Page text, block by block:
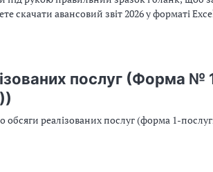
скачати авансовий звіт 2026 у форматі
послуг (Форма №
обсяги реалізованих послуг (форма 1-